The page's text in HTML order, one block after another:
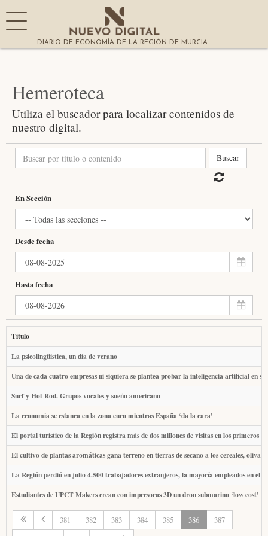
DIARIO DE ECONOMÍA DE LA REGIÓN DE MURCIA
Hemeroteca
Utiliza el buscador para localizar contenidos de
nuestro digital.
Buscar
En Sección
Desde fecha
Hasta fecha
Titulo
La psicolingüística, un día de verano
Una de cada cuatro empresas ni siquiera se plantea probar la inteligencia artificial en
Surf y Hot Rod. Grupos vocales y sueño americano
La economía se estanca en la zona euro mientras España ‘da la cara’
El portal turístico de la Región registra más de dos millones de visitas en los primeros
El cultivo de plantas aromáticas gana terreno en tierras de secano a los cereales, olivar
La Región perdió en julio 4.500 trabajadores extranjeros, la mayoría empleados en el
Estudiantes de UPCT Makers crean con impresoras 3D un dron submarino ‘low cost’
381 382 383 384 385 386
387